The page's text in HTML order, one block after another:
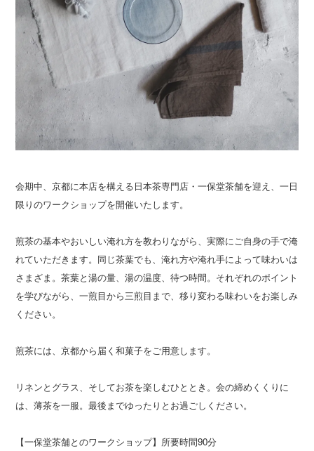
会期中、京都に本店を構える日本茶専門店・一保堂茶舗を迎え、一日
限りのワークショップを開催いたします。
煎茶の基本やおいしい淹れ方を教わりながら、実際にご自身の手で淹
れていただきます。同じ茶葉でも、淹れ方や淹れ手によって味わいは
さまざま。茶葉と湯の量、湯の温度、待つ時間。それぞれのポイント
を学びながら、一煎目から三煎目まで、移り変わる味わいをお楽しみ
ください。
煎茶には、京都から届く和菓子をご用意します。
リネンとグラス、そしてお茶を楽しむひととき。会の締めくくりに
は、薄茶を一服。最後までゆったりとお過ごしください。
【一保堂茶舗とのワークショップ】所要時間90分